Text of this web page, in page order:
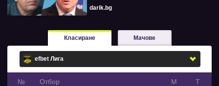
darik.bg
Класиране Мачове
№ Oтбор М Т